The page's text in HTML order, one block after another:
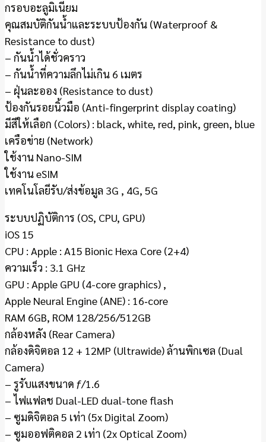
กรอบอะลูมิเนียม
คุณสมบัติกันน้ำและระบบป้องกัน (Waterproof &
Resistance to dust)
– กันน้ำได้ชั่วคราว
– กันน้ำที่ความลึกไม่เกิน 6 เมตร
– ฝุ่นละออง (Resistance to dust)
ป้องกันรอยนิ้วมือ (Anti-fingerprint display coating)
มีสีให้เลือก (Colors) : black, white, red, pink, green, blue
เครือข่าย (Network)
ใช้งาน Nano-SIM
ใช้งาน eSIM
เทคโนโลยีรับ/ส่งข้อมูล 3G , 4G, 5G
ระบบปฏิบัติการ (OS, CPU, GPU)
iOS 15
CPU : Apple : A15 Bionic Hexa Core (2+4)
ความเร็ว : 3.1 GHz
GPU : Apple GPU (4-core graphics) ,
Apple Neural Engine (ANE) : 16‑core
RAM 6GB, ROM 128/256/512GB
กล้องหลัง (Rear Camera)
กล้องดิจิตอล 12 + 12MP (Ultrawide) ล้านพิกเซล (Dual
Camera)
– รูรับแสงขนาด ƒ/1.6
– ไฟแฟลช Dual-LED dual-tone flash
– ซูมดิจิตอล 5 เท่า (5x Digital Zoom)
– ซูมออฟติคอล 2 เท่า (2x Optical Zoom)